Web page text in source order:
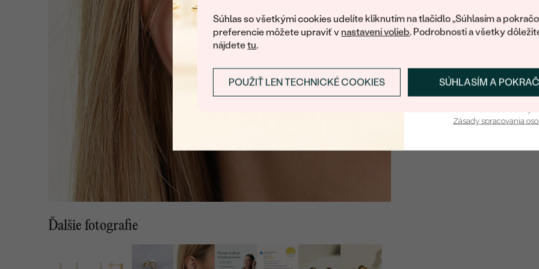
Súhlas so všetkými cookies udelíte kliknutím na tlačidlo „Súhlasím a
preferencie môžete upraviť v nastavení volieb. Podrobnosti a všetky
nájdetetu.
SÚHLASÍM A
POUŽIŤ LEN TECHNICKÉ COOKIES
Ďalšie fotografie
TVAR:
PÔVOD:
DRUH:
KARÁTOVÁ VÁHA:
Prihlásiť sa a
Zásady spracovania